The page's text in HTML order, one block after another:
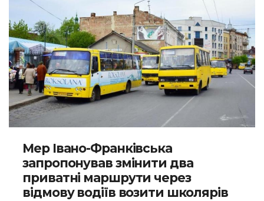
Мер Івано-Франківська
запропонував змінити два
приватні маршрути через
відмову водіїв возити школярів